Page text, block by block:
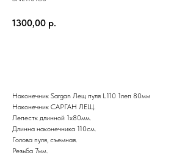
1300,00 р.
Наконечник Sargan Лещ пуля L110 1леп 80мм
Наконечник САРГАН ЛЕЩ.
Лепестк длинной 1х80мм.
Длинна наконечника 110см.
Голова пуля, съемная.
Резьба 7мм.